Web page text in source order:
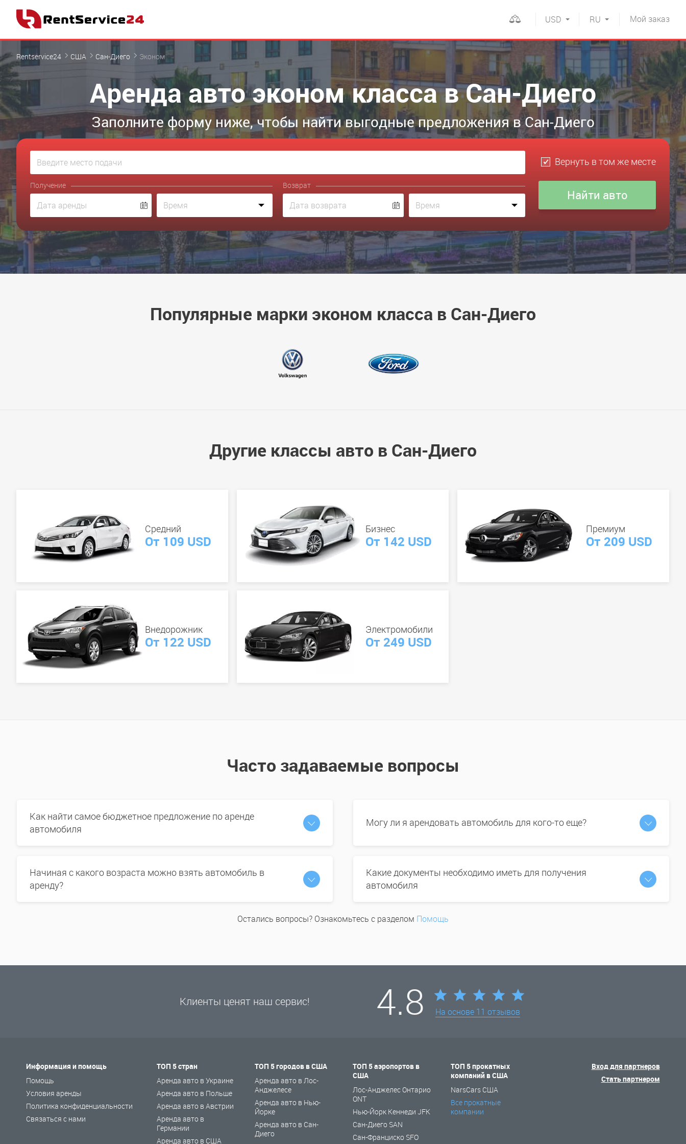
Мой заказ
RU
USD
Rentservice24 США Сан-Диего Эконом
Аренда авто эконом класса в Сан-Диего
Заполните форму ниже, чтобы найти выгодные предложения в Сан-Диего
Вернуть в том же месте
Получение Возврат
Популярные марки эконом класса в Сан-Диего
Другие классы авто в Сан-Диего
Средний
От 109 USD
Бизнес
От 142 USD
Премиум
От 209 USD
Внедорожник
От 122 USD
Электромобили
От 249 USD
Часто задаваемые вопросы
Как найти самое бюджетное предложение по аренде
автомобиля
Могу ли я арендовать автомобиль для кого-то еще?
Начиная с какого возраста можно взять автомобиль в
аренду?
Какие документы необходимо иметь для получения
автомобиля
Остались вопросы? Ознакомьтесь с разделом Помощь
Клиенты ценят наш сервис! 4.8 На основе 11 отзывов
Информация и помощь
Помощь
Условия аренды
Политика конфиденциальности
Связаться с нами
ТОП 5 стран
Аренда авто в Украине
Аренда авто в Польше
Аренда авто в Австрии
Аренда авто в
Германии
Аренда авто в США
ТОП 5 городов в США
Аренда авто в Лос-
Анджелесе
Аренда авто в Нью-
Йорке
Аренда авто в Сан-
Диего
ТОП 5 аэропортов в
США
Лос-Анджелес Онтарио
ONT
Нью-Йорк Кеннеди JFK
Сан-Диего SAN
Сан-Франциско SFO
ТОП 5 прокатных
компаний в США
NarsCars США
Все прокатные
компании
Вход для партнеров
Стать партнером